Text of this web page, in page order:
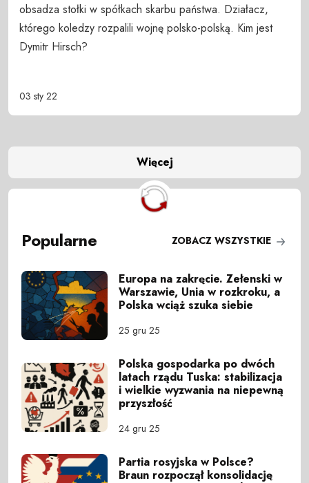
obsadza stołki w spółkach skarbu państwa. Działacz,
którego koledzy rozpalili wojnę polsko-polską. Kim jest
Dymitr Hirsch?
03 sty 22
Więcej
Popularne ZOBACZ WSZYSTKIE
Europa na zakręcie. Zełenski w
Warszawie, Unia w rozkroku, a
Polska wciąż szuka siebie
25 gru 25
Polska gospodarka po dwóch
latach rządu Tuska: stabilizacja
i wielkie wyzwania na niepewną
przyszłość
24 gru 25
Partia rosyjska w Polsce?
Braun rozpoczął konsolidację